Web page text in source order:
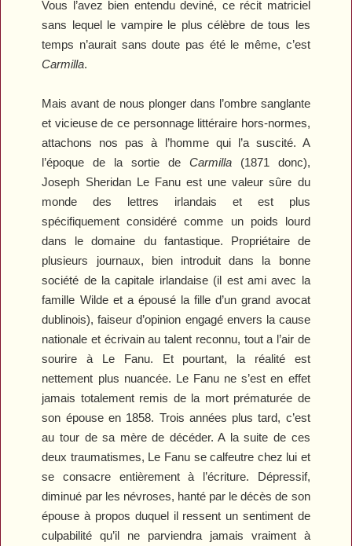
Vous l’avez bien entendu deviné, ce récit matriciel
sans lequel le vampire le plus célèbre de tous les
temps n’aurait sans doute pas été le même, c’est
Carmilla.
Mais avant de nous plonger dans l’ombre sanglante
et vicieuse de ce personnage littéraire hors-normes,
attachons nos pas à l’homme qui l’a suscité. A
l’époque de la sortie de Carmilla(1871 donc),
Joseph Sheridan Le Fanu est une valeur sûre du
monde des lettres irlandais et est plus
spécifiquement considéré comme un poids lourd
dans le domaine du fantastique. Propriétaire de
plusieurs journaux, bien introduit dans la bonne
société de la capitale irlandaise (il est ami avec la
famille Wilde et a épousé la fille d’un grand avocat
dublinois), faiseur d’opinion engagé envers la cause
nationale et écrivain au talent reconnu, tout a l’air de
sourire à Le Fanu. Et pourtant, la réalité est
nettement plus nuancée. Le Fanu ne s’est en effet
jamais totalement remis de la mort prématurée de
son épouse en 1858. Trois années plus tard, c’est
au tour de sa mère de décéder. A la suite de ces
deux traumatismes, Le Fanu se calfeutre chez lui et
se consacre entièrement à l’écriture. Dépressif,
diminué par les névroses, hanté par le décès de son
épouse à propos duquel il ressent un sentiment de
culpabilité qu’il ne parviendra jamais vraiment à